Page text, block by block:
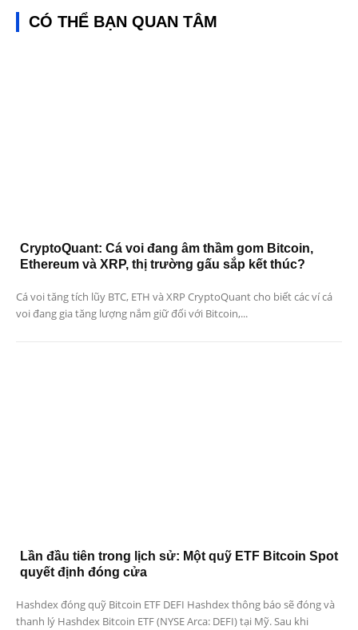
CÓ THỂ BẠN QUAN TÂM
CryptoQuant: Cá voi đang âm thầm gom Bitcoin,
Ethereum và XRP, thị trường gấu sắp kết thúc?
Cá voi tăng tích lũy BTC, ETH và XRP CryptoQuant cho biết các ví cá
voi đang gia tăng lượng nắm giữ đối với Bitcoin,...
Lần đầu tiên trong lịch sử: Một quỹ ETF Bitcoin Spot
quyết định đóng cửa
Hashdex đóng quỹ Bitcoin ETF DEFI Hashdex thông báo sẽ đóng và
thanh lý Hashdex Bitcoin ETF (NYSE Arca: DEFI) tại Mỹ. Sau khi